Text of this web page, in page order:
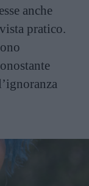
anche
pratico.